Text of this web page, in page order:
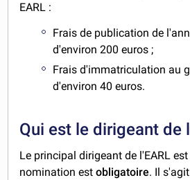
EARL :
Frais de publication de
d'environ 200 euros ;
Frais d'immatriculation au
d'environ 40 euros.
Qui est le dirigeant de
Le principal dirigeant de l'EARL est
nomination estobligatoire. Il